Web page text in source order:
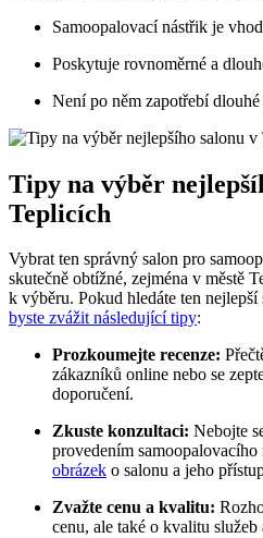
Samoopalovací nástřik je
Poskytuje rovnoměrné a
Není po něm zapotřebí
Tipy na výběr
Teplicích
Vybrat ten správný salon pro
skutečně obtížné, zejména v městě
k výběru. Pokud hledáte ten nejlepší
byste zvážit následující tipy:
Prozkoumejte recenze:
zákazníků online nebo se
doporučení.
Zkuste konzultaci: Nebojte
provedením samoopalovacího
obrázek o salonu a jeho
Zvažte cenu a kvalitu:
cenu, ale také o kvalitu